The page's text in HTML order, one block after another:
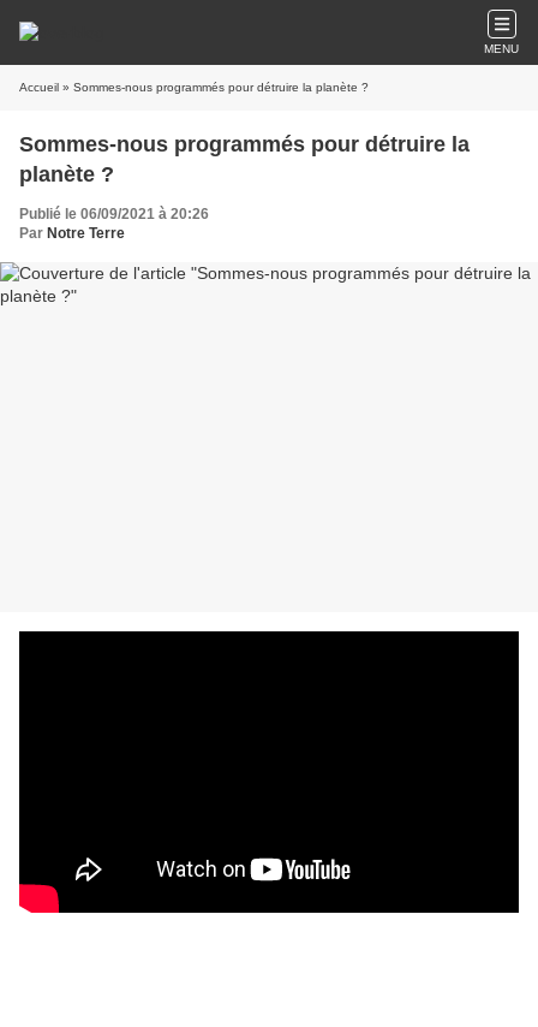
MENU
Accueil » Sommes-nous programmés pour détruire la planète ?
Sommes-nous programmés pour détruire la
planète ?
Publié le 06/09/2021 à 20:26
Par Notre Terre